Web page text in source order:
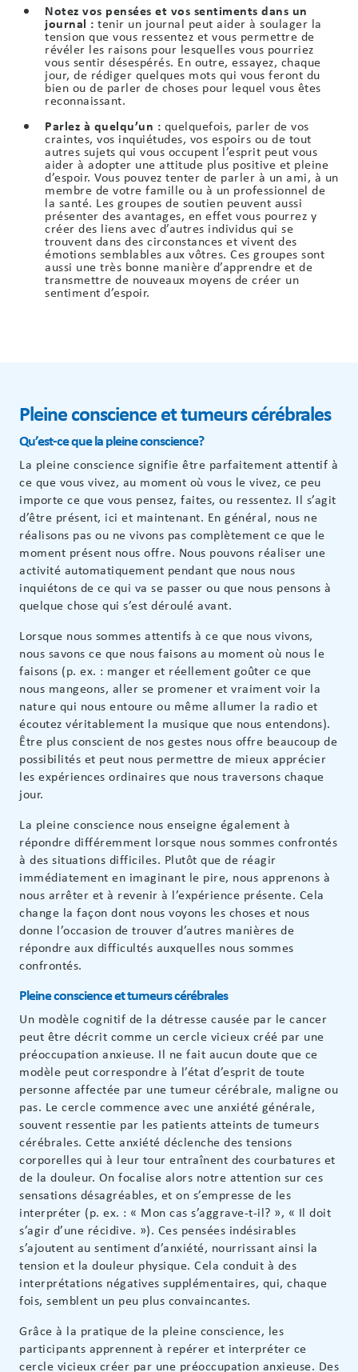
Notez vos pensées et vos sentiments dans un
journal : tenir un journal peut aider à soulager la
tension que vous ressentez et vous permettre de
révéler les raisons pour lesquelles vous pourriez
vous sentir désespérés. En outre, essayez, chaque
jour, de rédiger quelques mots qui vous feront du
bien ou de parler de choses pour lequel vous êtes
reconnaissant.
Parlez à quelqu’un : quelquefois, parler de vos
craintes, vos inquiétudes, vos espoirs ou de tout
autres sujets qui vous occupent l’esprit peut vous
aider à adopter une attitude plus positive et pleine
d’espoir. Vous pouvez tenter de parler à un ami, à un
membre de votre famille ou à un professionnel de
la santé. Les groupes de soutien peuvent aussi
présenter des avantages, en effet vous pourrez y
créer des liens avec d’autres individus qui se
trouvent dans des circonstances et vivent des
émotions semblables aux vôtres. Ces groupes sont
aussi une très bonne manière d’apprendre et de
transmettre de nouveaux moyens de créer un
sentiment d’espoir.
Pleine conscience et tumeurs cérébrales
Qu’est-ce que la pleine conscience?
La pleine conscience signifie être parfaitement attentif à
ce que vous vivez, au moment où vous le vivez, ce peu
importe ce que vous pensez, faites, ou ressentez. Il s’agit
d’être présent, ici et maintenant. En général, nous ne
réalisons pas ou ne vivons pas complètement ce que le
moment présent nous offre. Nous pouvons réaliser une
activité automatiquement pendant que nous nous
inquiétons de ce qui va se passer ou que nous pensons à
quelque chose qui s’est déroulé avant.
Lorsque nous sommes attentifs à ce que nous vivons,
nous savons ce que nous faisons au moment où nous le
faisons (p. ex. : manger et réellement goûter ce que
nous mangeons, aller se promener et vraiment voir la
nature qui nous entoure ou même allumer la radio et
écoutez véritablement la musique que nous entendons).
Être plus conscient de nos gestes nous offre beaucoup de
possibilités et peut nous permettre de mieux apprécier
les expériences ordinaires que nous traversons chaque
jour.
La pleine conscience nous enseigne également à
répondre différemment lorsque nous sommes confrontés
à des situations difficiles. Plutôt que de réagir
immédiatement en imaginant le pire, nous apprenons à
nous arrêter et à revenir à l’expérience présente. Cela
change la façon dont nous voyons les choses et nous
donne l’occasion de trouver d’autres manières de
répondre aux difficultés auxquelles nous sommes
confrontés.
Pleine conscience et tumeurs cérébrales
Un modèle cognitif de la détresse causée par le cancer
peut être décrit comme un cercle vicieux créé par une
préoccupation anxieuse. Il ne fait aucun doute que ce
modèle peut correspondre à l’état d’esprit de toute
personne affectée par une tumeur cérébrale, maligne ou
pas. Le cercle commence avec une anxiété générale,
souvent ressentie par les patients atteints de tumeurs
cérébrales. Cette anxiété déclenche des tensions
corporelles qui à leur tour entraînent des courbatures et
de la douleur. On focalise alors notre attention sur ces
sensations désagréables, et on s’empresse de les
interpréter (p. ex. : « Mon cas s’aggrave-t-il? », « Il doit
s’agir d’une récidive. »). Ces pensées indésirables
s’ajoutent au sentiment d’anxiété, nourrissant ainsi la
tension et la douleur physique. Cela conduit à des
interprétations négatives supplémentaires, qui, chaque
fois, semblent un peu plus convaincantes.
Grâce à la pratique de la pleine conscience, les
participants apprennent à repérer et interpréter ce
cercle vicieux créer par une préoccupation anxieuse. Des